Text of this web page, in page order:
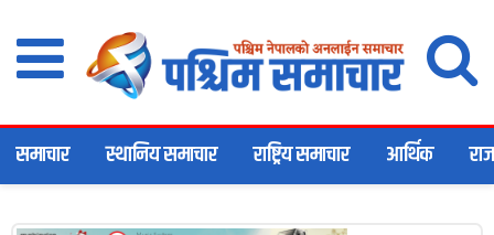
समाचार स्थानिय समाचार राष्ट्रिय समाचार आर्थिक